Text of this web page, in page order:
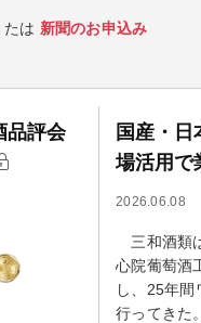
たは 新聞のお申込み
品評会
国産・
場活用で
2026.06.08
三和酒類
心院葡萄酒
し、25年間
行ってきた